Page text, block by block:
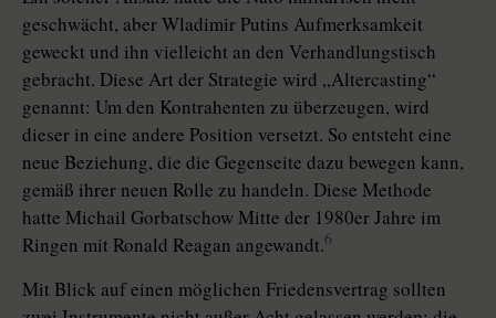
geschwächt, aber Wladimir Putins Aufmerksamkeit
geweckt und ihn vielleicht an den Verhandlungstisch
gebracht. Diese Art der Strategie wird „Altercasting“
genannt: Um den Kontrahenten zu überzeugen, wird
dieser in eine andere Position versetzt. So entsteht eine
neue Beziehung, die die Gegenseite dazu bewegen kann,
gemäß ihrer neuen Rolle zu handeln. Diese Methode
hatte Michail Gorba­tschow Mitte der 1980er Jahre im
Ringen mit Ronald Reagan angewandt.6
Mit Blick auf einen möglichen Friedensvertrag sollten